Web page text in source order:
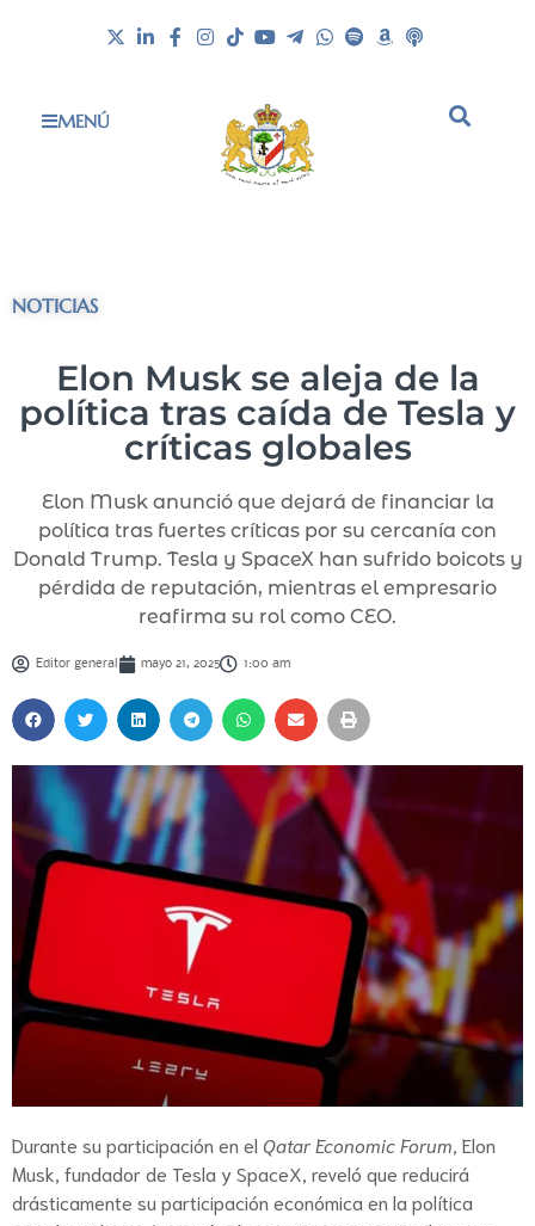
MENÚ
NOTICIAS
Elon Musk se aleja de la
política tras caída de Tesla y
críticas globales
Elon Musk anunció que dejará de financiar la
política tras fuertes críticas por su cercanía con
Donald Trump. Tesla y SpaceX han sufrido boicots y
pérdida de reputación, mientras el empresario
reafirma su rol como CEO.
Editor general mayo 21, 2025 1:00 am
Durante su participación en el Qatar Economic Forum , Elon
Musk, fundador de Tesla y SpaceX, reveló que reducirá
drásticamente su participación económica en la política